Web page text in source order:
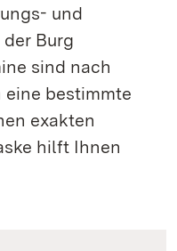
und
Burg
sind nach
eine bestimmte
exakten
hilft Ihnen